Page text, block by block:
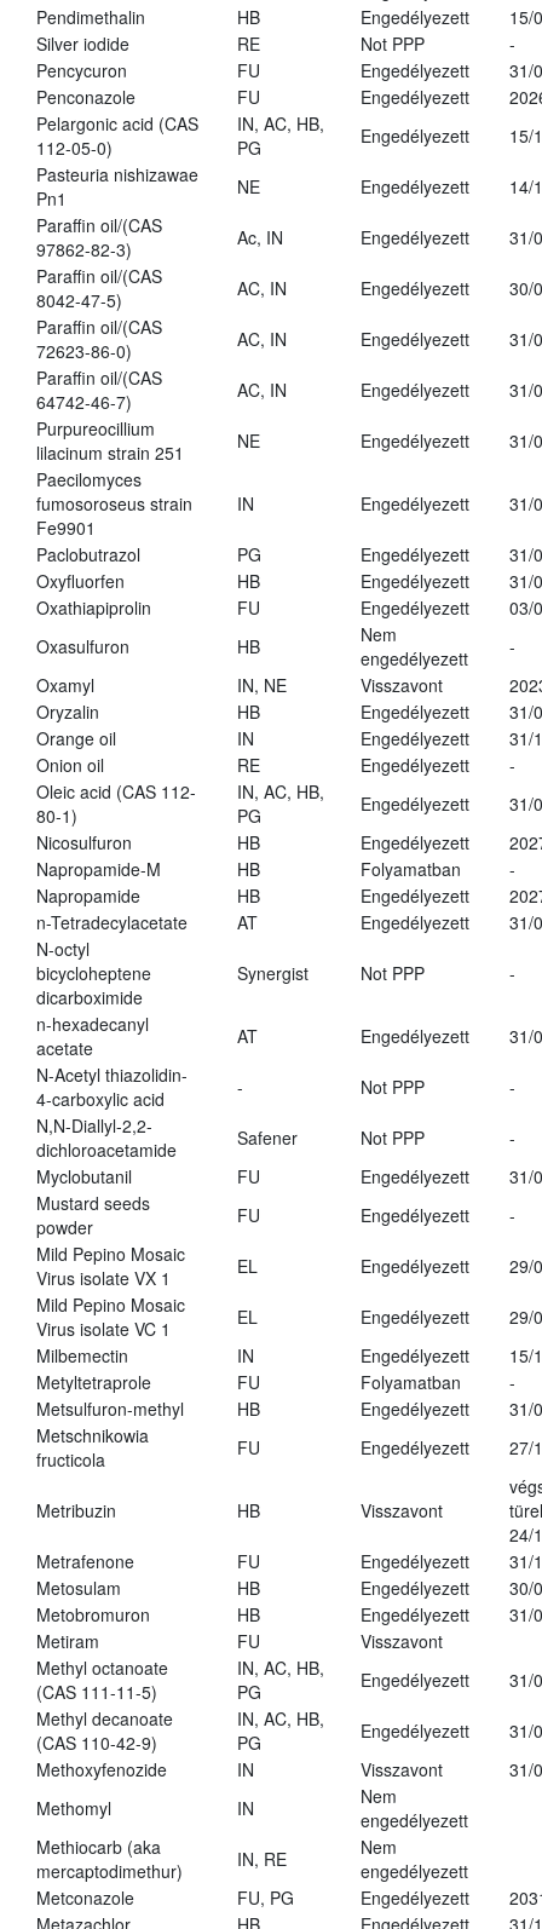
Pendimethalin
HB Engedélyezett
15/
Silver iodide
RE Not PPP
-
Pencycuron
FU Engedélyezett
31/
Penconazole
FU Engedélyezett
Pelargonic acid (CAS
112-05-0)
IN, AC, HB,
PG
Engedélyezett
15/
Pasteuria nishizawae
Pn1
NE Engedélyezett
14/
Paraffin oil/(CAS
97862-82-3)
Ac, IN Engedélyezett
31/
Paraffin oil/(CAS
8042-47-5)
AC, IN Engedélyezett
30/
Paraffin oil/(CAS
72623-86-0)
AC, IN Engedélyezett
31/
Paraffin oil/(CAS
64742-46-7)
AC, IN Engedélyezett
31/
Purpureocillium
lilacinum strain 251
NE Engedélyezett
31/
Paecilomyces
fumosoroseus strain
Fe9901
IN Engedélyezett 31/
Paclobutrazol PG Engedélyezett
31/
Oxyfluorfen
HB Engedélyezett
31/
Oxathiapiprolin
FU Engedélyezett
03/
Oxasulfuron
HB
Nem
engedélyezett
-
Oxamyl
IN, NE Visszavont
Oryzalin
HB Engedélyezett
31/
Orange oil
IN Engedélyezett
31/
Onion oil
RE Engedélyezett
-
Oleic acid (CAS 112-
80-1)
IN, AC, HB,
PG
Engedélyezett
31/
Nicosulfuron
HB Engedélyezett
Napropamide-M
HB Folyamatban
-
Napropamide
HB Engedélyezett
n-Tetradecylacetate
AT Engedélyezett
31/
N-octyl
bicycloheptene
dicarboximide
Synergist Not PPP -
n-hexadecanyl
acetate
AT Engedélyezett
31/
N-Acetyl thiazolidin-
4-carboxylic acid
- Not PPP
-
N,N-Diallyl-2,2-
dichloroacetamide
Safener Not PPP
-
Myclobutanil
FU Engedélyezett
31/
Mustard seeds
powder
FU Engedélyezett
-
Mild Pepino Mosaic
Virus isolate VX 1
EL Engedélyezett
29/
Mild Pepino Mosaic
Virus isolate VC 1
EL Engedélyezett
29/
Milbemectin
IN Engedélyezett
15/
Metyltetraprole
FU Folyamatban
-
Metsulfuron-methyl
HB Engedélyezett
31/
Metschnikowia
fructicola
FU Engedélyezett 27/
Metribuzin HB Visszavont
24/
Metrafenone
FU Engedélyezett
31/
Metosulam
HB Engedélyezett
30/
Metobromuron
HB Engedélyezett
31/
Metiram
FU
Visszavont
Methyl octanoate
(CAS 111-11-5)
IN, AC, HB,
PG
Engedélyezett
31/
Methyl decanoate
(CAS 110-42-9)
IN, AC, HB,
PG
Engedélyezett
31/
Methoxyfenozide
IN Visszavont
31/
Methomyl
IN
Nem
engedélyezett
Methiocarb (aka
mercaptodimethur)
IN, RE
Nem
engedélyezett
Metconazole
FU, PG Engedélyezett